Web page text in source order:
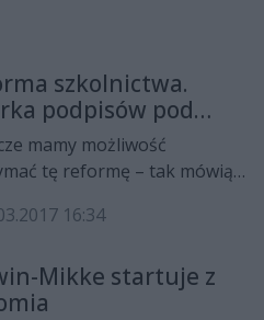
szkolnictwa.
podpisów pod
mamy możliwość
tę reformę – tak mówią
radomskiego
podpisy ws.
16:34
Mikke startuje z